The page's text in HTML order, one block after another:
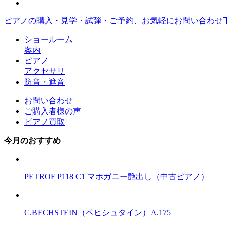
ピアノの購入・見学・試弾・ご予約、お気軽にお問い合わせ
ショールーム
案内
ピアノ
アクセサリ
防音・遮音
お問い合わせ
ご購入者様の声
ピアノ買取
今月のおすすめ
PETROF P118 C1 マホガニー艶出し（中古ピアノ）
C.BECHSTEIN（ベヒシュタイン）A.175